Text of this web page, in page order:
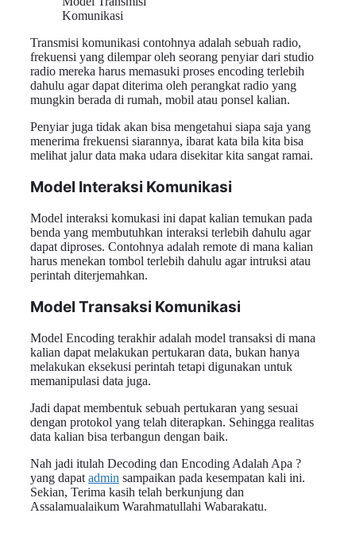
Komunikasi
Transmisi komunikasi contohnya adalah sebuah radio,
frekuensi yang dilempar oleh seorang penyiar dari studio
radio mereka harus memasuki proses encoding terlebih
dahulu agar dapat diterima oleh perangkat radio yang
mungkin berada di rumah, mobil atau ponsel kalian.
Penyiar juga tidak akan bisa mengetahui siapa saja yang
menerima frekuensi siarannya, ibarat kata bila kita bisa
melihat jalur data maka udara disekitar kita sangat ramai.
Model Interaksi Komunikasi
Model interaksi komukasi ini dapat kalian temukan pada
benda yang membutuhkan interaksi terlebih dahulu agar
dapat diproses. Contohnya adalah remote di mana kalian
harus menekan tombol terlebih dahulu agar intruksi atau
perintah diterjemahkan.
Model Transaksi Komunikasi
Model Encoding terakhir adalah model transaksi di mana
kalian dapat melakukan pertukaran data, bukan hanya
melakukan eksekusi perintah tetapi digunakan untuk
memanipulasi data juga.
Jadi dapat membentuk sebuah pertukaran yang sesuai
dengan protokol yang telah diterapkan. Sehingga realitas
data kalian bisa terbangun dengan baik.
Nah jadi itulah Decoding dan Encoding Adalah Apa ?
yang dapat admin sampaikan pada kesempatan kali ini.
Sekian, Terima kasih telah berkunjung dan
Assalamualaikum Warahmatullahi Wabarakatu.